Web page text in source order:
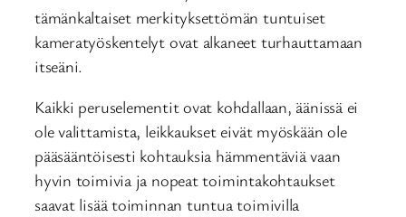
tämänkaltaiset merkityksettömän tuntuiset
kameratyöskentelyt ovat alkaneet turhauttamaan
itseäni.
Kaikki peruselementit ovat kohdallaan, äänissä ei
ole valittamista, leikkaukset eivät myöskään ole
pääsääntöisesti kohtauksia hämmentäviä vaan
hyvin toimivia ja nopeat toimintakohtaukset
saavat lisää toiminnan tuntua toimivilla